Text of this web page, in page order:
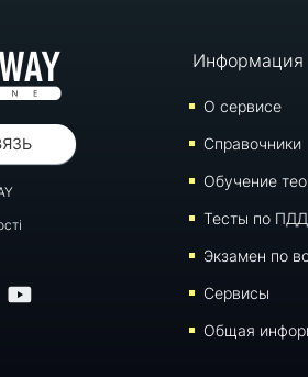
Информация
О сервисе
Справочники
Обучение
Тесты по ПДД
Экзамен по
Сервисы
Общая